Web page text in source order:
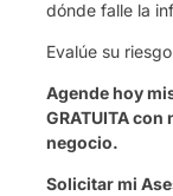
dónde falle la
Evalúe su
Agende hoy
GRATUITA
negocio.
Solicitar mi